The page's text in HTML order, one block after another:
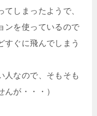
しまったようで、
を使っているので
すぐに飛んでしまう
人なので、そもそも
が・・・）